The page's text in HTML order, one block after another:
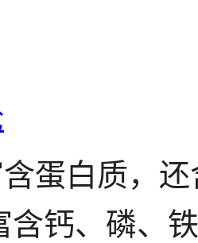
蛋白质，
含钙、磷、